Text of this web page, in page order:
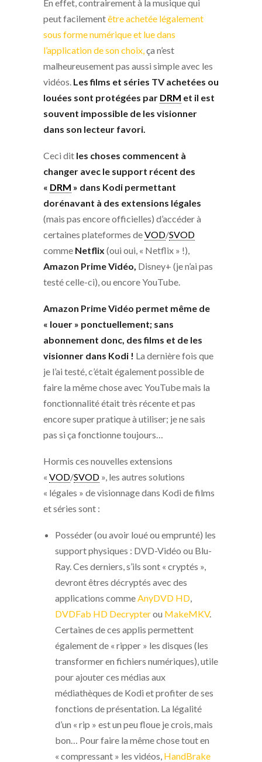
En effet, contrairement à la musique qui
peut facilementêtre achetée légalement
sous forme numérique et lue dans
l’application de son choix, ça n’est
malheureusement pas aussi simple avec les
vidéos. Les films et séries TV achetées ou
louées sont protégées par DRM et il est
souvent impossible de les visionner
dans son lecteur favori.
Ceci dit les choses commencent à
changer avec le support récent des
« DRM » dans Kodi permettant
dorénavant à des extensions légales
(mais pas encore officielles) d’accéder à
certaines plateformes deVOD/SVOD
comme Netflix (oui oui, « Netflix » !),
Amazon Prime Vidéo, Disney+ (je n’ai pas
testé celle-ci), ou encore YouTube.
Amazon Prime Vidéo permet même de
« louer » ponctuellement; sans
abonnement donc, des films et de les
visionner dans Kodi ! La dernière fois que
je l’ai testé, c’était également possible de
faire la même chose avec YouTube mais la
fonctionnalité était très récente et pas
encore super pratique à utiliser; je ne sais
pas si ça fonctionne toujours…
Hormis ces nouvelles extensions
« VOD/SVOD », les autres solutions
« légales » de visionnage dans Kodi de films
et séries sont :
Posséder (ou avoir loué ou emprunté) les
support physiques : DVD-Vidéo ou Blu-
Ray. Ces derniers, s’ils sont « cryptés »,
devront êtres décryptés avec des
applications comme AnyDVD HD
DVDFab HD Decrypterou MakeMKV.
Certaines de ces applis permettent
également de « ripper » les disques (les
transformer en fichiers numériques), utile
pour ajouter ces médias aux
médiathèques de Kodi et profiter de ses
fonctions de présentation. La légalité
d’un « rip » est un peu floue je crois, mais
bon… Pour faire la même chose tout en
« compressant » les vidéos, HandBrake